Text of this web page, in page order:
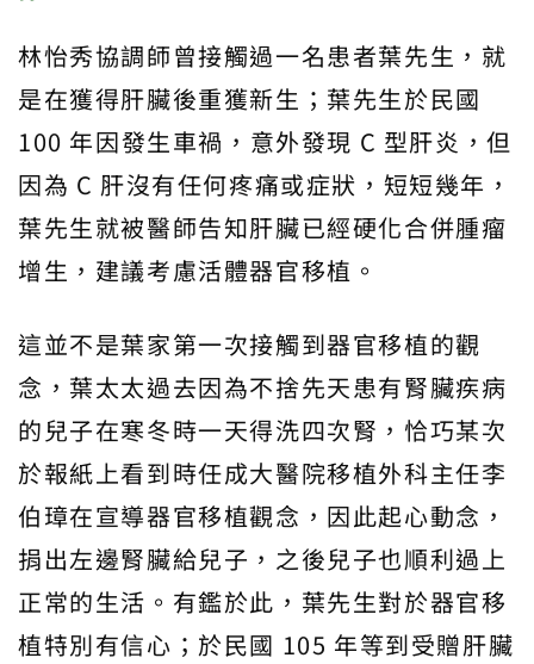
林怡秀協調師曾接觸過一名患者葉先生，就
是在獲得肝臟後重獲新生；葉先生於民國
100 年因發生車禍，意外發現 C 型肝炎，但
因為 C 肝沒有任何疼痛或症狀，短短幾年，
葉先生就被醫師告知肝臟已經硬化合併腫瘤
增生，建議考慮活體器官移植。
這並不是葉家第一次接觸到器官移植的觀
念，葉太太過去因為不捨先天患有腎臟疾病
的兒子在寒冬時一天得洗四次腎，恰巧某次
於報紙上看到時任成大醫院移植外科主任李
伯璋在宣導器官移植觀念，因此起心動念，
捐出左邊腎臟給兒子，之後兒子也順利過上
正常的生活。有鑑於此，葉先生對於器官移
植特別有信心；於民國 105 年等到受贈肝臟